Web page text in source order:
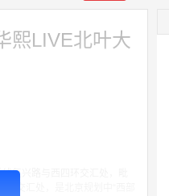
熙LIVE北叶大
复兴路与西四环交汇处，毗
交汇处，是北京规划中“西部